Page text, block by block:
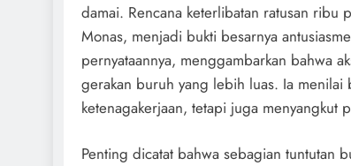
damai. Rencana keterlibatan ratusan ribu
Monas, menjadi bukti besarnya
pernyataannya, menggambarkan bahwa
gerakan buruh yang lebih luas. Ia
ketenagakerjaan, tetapi juga menyangkut
Penting dicatat bahwa sebagian tuntutan